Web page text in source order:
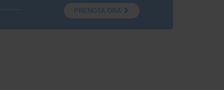
PRENOTA ORA 